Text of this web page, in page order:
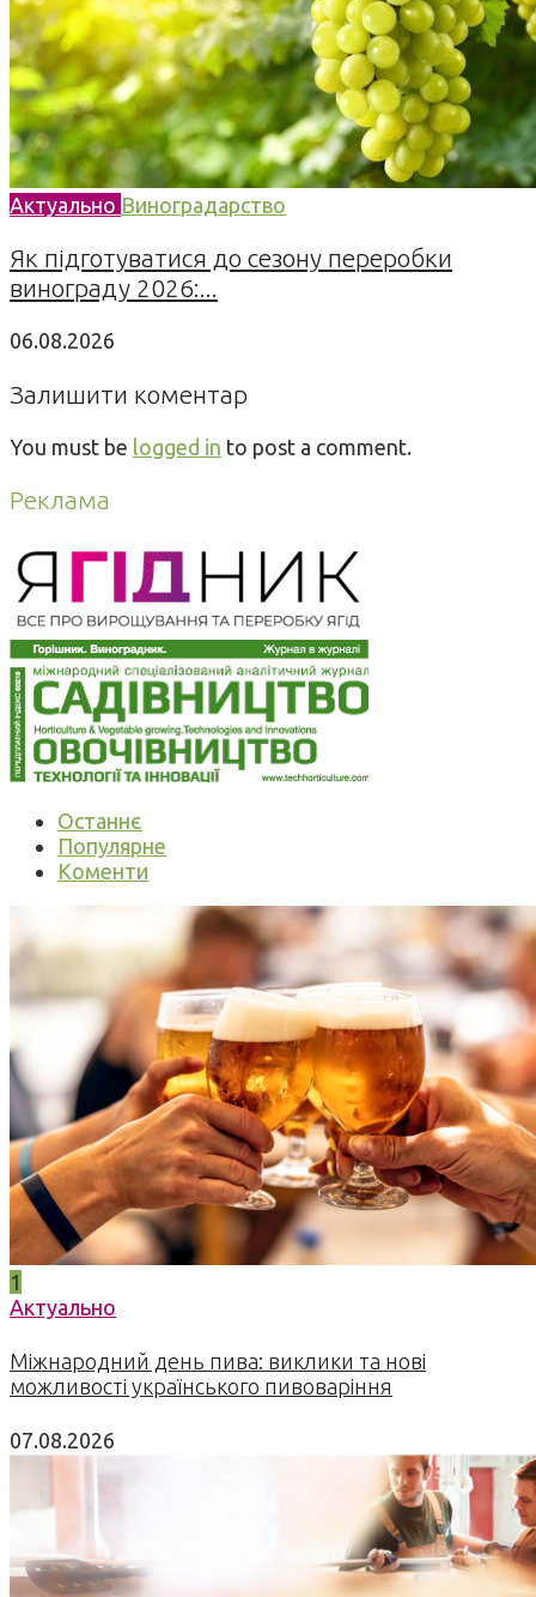
Актуально Виноградарство
Як підготуватися до сезону переробки
винограду 2026:...
06.08.2026
Залишити коментар
You must be logged in to post a comment.
Реклама
Останнє
Популярне
Коменти
1
Актуально
Міжнародний день пива: виклики та нові
можливості українського пивоваріння
07.08.2026